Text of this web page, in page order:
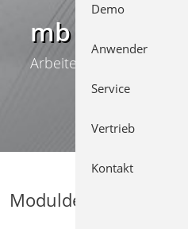
mb WorkSuite
Arbeiten mit Komfort
Moduldetails
Demo
Anwender
Service
Vertrieb
Kontakt